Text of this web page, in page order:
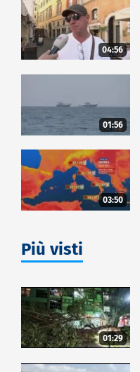
04:56
01:56
03:50
Più visti
01:29